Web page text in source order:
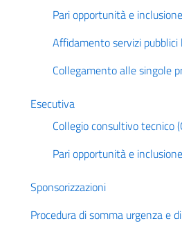
Pari opportunità e
Affidamento servizi pubblici
Collegamento alle singole
Esecutiva
Collegio consultivo tecnico
Pari opportunità e
Sponsorizzazioni
Procedura di somma urgenza e